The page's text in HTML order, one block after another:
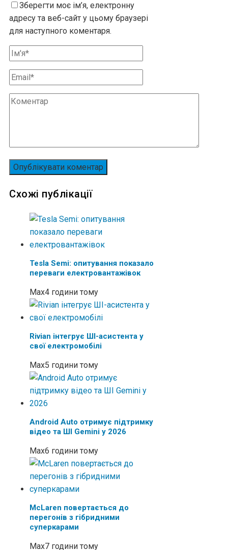
Зберегти моє ім’я, електронну
адресу та веб-сайт у цьому браузері
для наступного коментаря.
Схожі публікації
Tesla Semi: опитування показало
переваги електровантажівок
Max4 години тому
Rivian інтегрує ШІ-асистента у
свої електромобілі
Max5 години тому
Android Auto отримує підтримку
відео та ШІ Gemini у 2026
Max6 години тому
McLaren повертається до
перегонів з гібридними
суперкарами
Max7 години тому